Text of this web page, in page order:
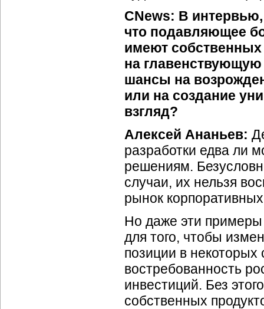
CNews: В
что подавляющее
имеют собственных
на
шансы на
или на создание
взгляд?
Алексей Ананьев:
разработки едва ли
решениям.
случаи, их нельзя
рынок
Но даже эти примеры
для того, чтобы
позиции в некоторых
востребованность
инвестиций. Без
собственных